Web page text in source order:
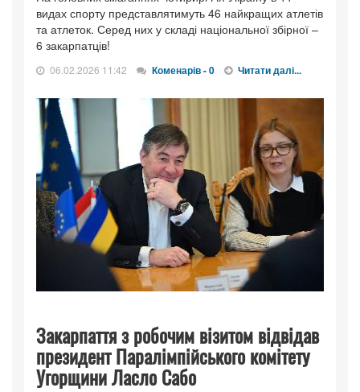
видах спорту представлятимуть 46 найкращих атлетів
та атлеток. Серед них у складі національної збірної –
6 закарпатців!
06.02.2026 11:42 Коменарів - 0 Читати далі...
Закарпаття з робочим візитом відвідав
президент Паралімпійського комітету
Угорщини Ласло Сабо